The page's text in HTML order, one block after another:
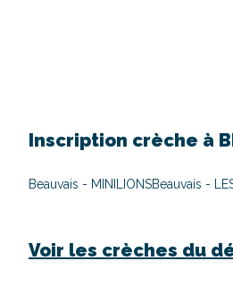
Inscription crèche à
Beauvais - MINILIONSBeauvais -
Voir les crèches du